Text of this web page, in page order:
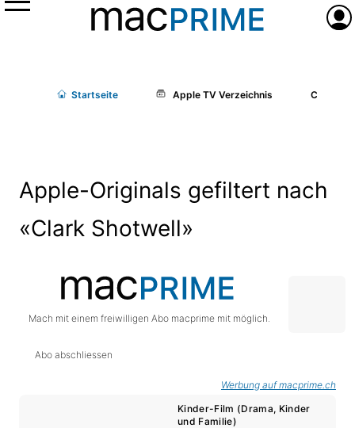
Menü
Startseite Apple TV Verzeichnis Cast/
Apple-Originals gefiltert nach
«Clark Shotwell»
Mach mit einem freiwilligen Abo macprime mit möglich.
Abo abschliessen
Werbung auf macprime.ch
Kinder-Film (Drama, Kinder
und Familie)